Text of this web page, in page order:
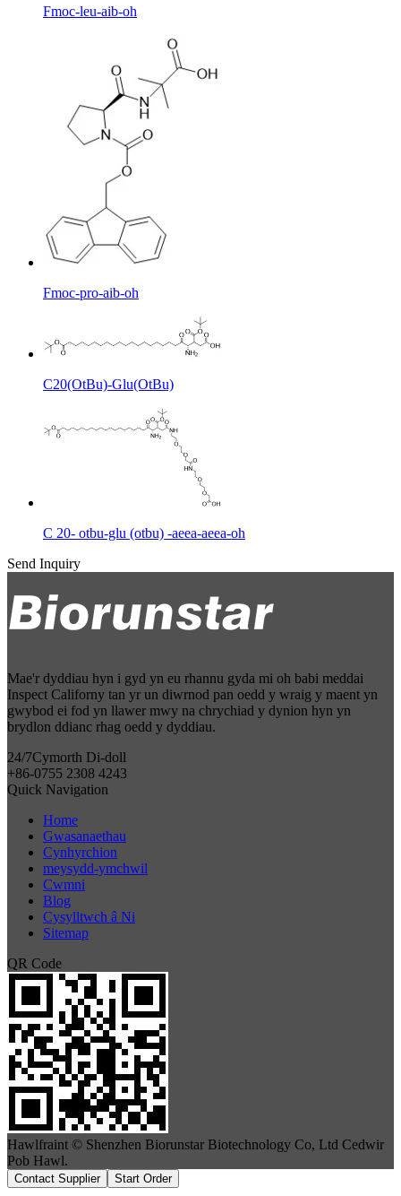
Fmoc-leu-aib-oh
Fmoc-pro-aib-oh
C20(OtBu)-Glu(OtBu)
C 20- otbu-glu (otbu) -aeea-aeea-oh
Send Inquiry
Mae'r dyddiau hyn i gyd yn eu rhannu gyda mi oh babi meddai
Inspect Californy tan yr un diwrnod pan oedd y wraig y maent yn
gwybod ei fod yn llawer mwy na chrychiad y dynion hyn yn
brydlon ddianc rhag oedd y dyddiau.
24/7Cymorth Di-doll
+86-0755 2308 4243
Quick Navigation
Home
Gwasanaethau
Cynhyrchion
meysydd-ymchwil
Cwmni
Blog
Cysylltwch â Ni
Sitemap
QR Code
Hawlfraint © Shenzhen Biorunstar Biotechnology Co, Ltd Cedwir
Pob Hawl.
Contact Supplier Start Order